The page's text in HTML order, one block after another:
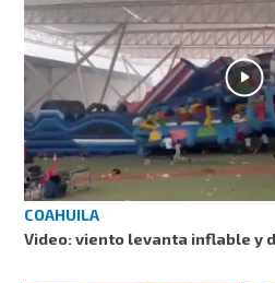
COAHUILA
Video: viento levanta inflable y